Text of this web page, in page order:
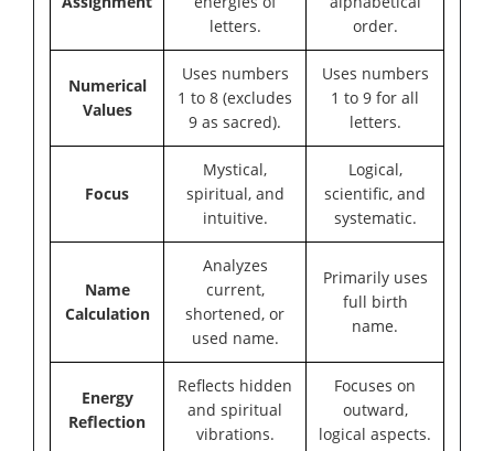
letters.
order.
Numerical
Values
Uses numbers
1 to 8 (excludes
9 as sacred).
Uses numbers
1 to 9 for all
letters.
Focus
Mystical,
spiritual, and
intuitive.
Logical,
scientific, and
systematic.
Name
Calculation
Analyzes
current,
shortened, or
used name.
Primarily uses
full birth
name.
Energy
Reflection
Reflects hidden
and spiritual
vibrations.
Focuses on
outward,
logical aspects.